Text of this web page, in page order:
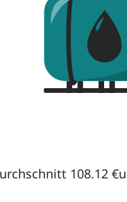
108.12